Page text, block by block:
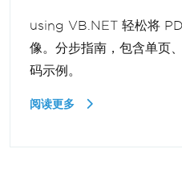
using VB.NET 轻松将
像。分步指南，包含单页
码示例。
阅读更多